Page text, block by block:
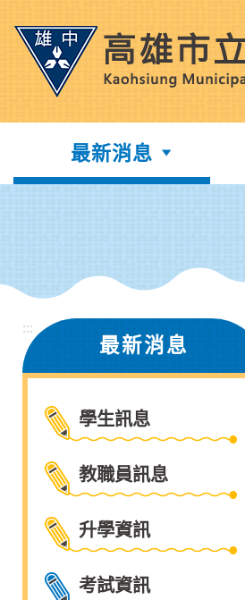
塊
最新消息
:::
最新消息
學生訊息
教職員訊息
升學資訊
考試資訊